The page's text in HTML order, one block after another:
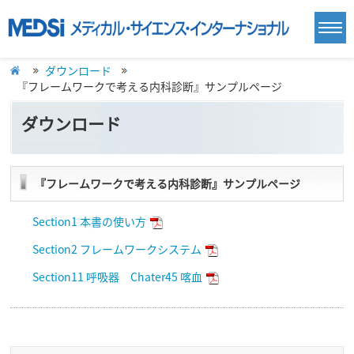
ダウンロード
ダウンロード
『フレームワークで考える内科診断』サンプルページ
『フレームワークで考える内科診断』サンプルページ
Section1 本書の使い方
Section2 フレームワークシステム
Section11 呼吸器 Chater45 喀血